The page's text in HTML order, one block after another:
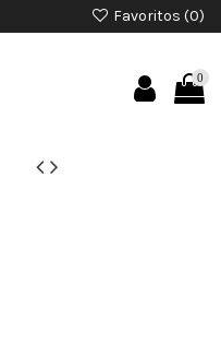
Favoritos (0)
0